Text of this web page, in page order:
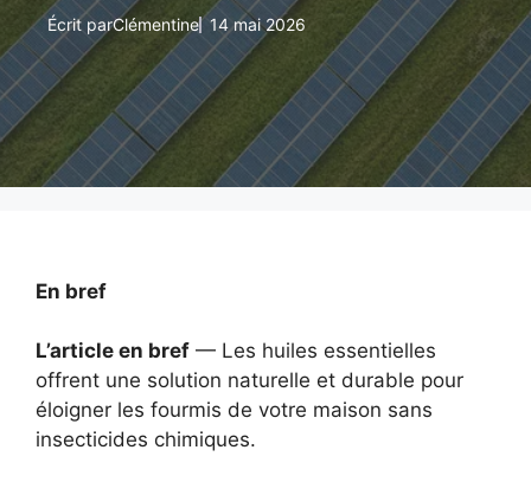
Écrit parClémentine 14 mai 2026
En bref
L’article en bref — Les huiles essentielles
offrent une solution naturelle et durable pour
éloigner les fourmis de votre maison sans
insecticides chimiques.